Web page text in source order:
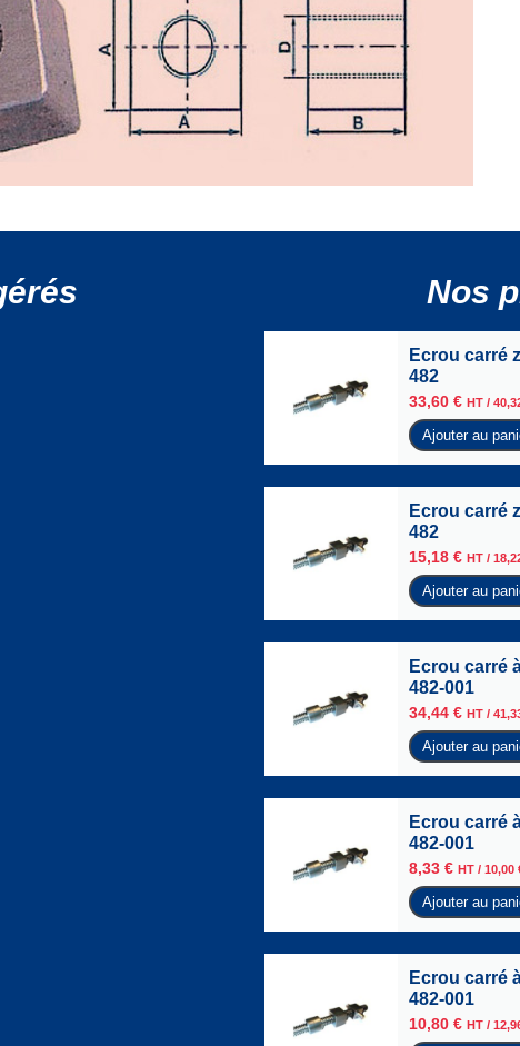
Nos
Ecrou carré
482
33,60 € HT /
Ajouter au
Ecrou carré
482
15,18 € HT /
Ajouter au
Ecrou carré
482-001
34,44 € HT /
Ajouter au
Ecrou carré
482-001
8,33 € HT / 10,00
Ajouter au
Ecrou carré
482-001
10,80 € HT /